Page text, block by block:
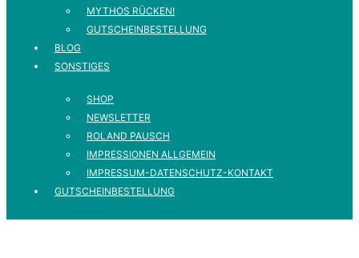
MYTHOS RÜCKEN!
GUTSCHEINBESTELLUNG
BLOG
SONSTIGES
SHOP
NEWSLETTER
ROLAND PAUSCH
IMPRESSIONEN ALLGEMEIN
IMPRESSUM-DATENSCHUTZ-KONTAKT
GUTSCHEINBESTELLUNG